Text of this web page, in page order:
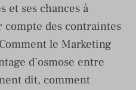
et ses chances à
des contraintes
le Marketing
d’osmose entre
dit, comment